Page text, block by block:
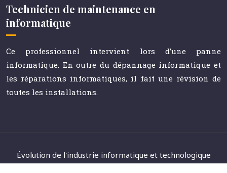
Technicien de maintenance en
informatique
Ce professionnel intervient lors d’une panne
informatique. En outre du dépannage informatique et
les réparations informatiques, il fait une révision de
toutes les installations.
Évolution de l'industrie informatique et technologique